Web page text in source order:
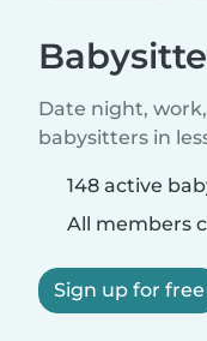
Date night,
babysitters in
148 active
All members
Sign up for free